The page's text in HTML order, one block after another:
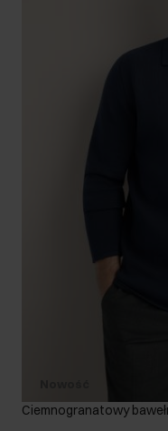
Ciemnogranatowy